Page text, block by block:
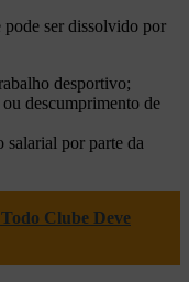
ser dissolvido por
desportivo;
descumprimento de
salarial por parte da
Clube Deve